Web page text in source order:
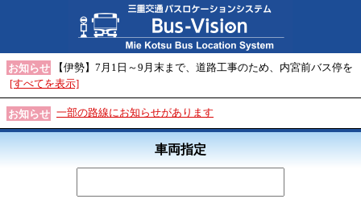
お知らせ
【伊勢】7月1日～9月末まで、道路工事のため、内宮前バス停を
[すべてを表示]
お知らせ 一部の路線にお知らせがあります
車両指定